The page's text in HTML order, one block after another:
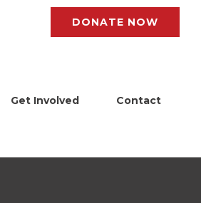
DONATE NOW
Get Involved Contact